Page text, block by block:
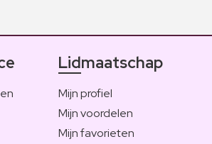
Lidmaatschap
Mijn profiel
Mijn voordelen
Mijn favorieten